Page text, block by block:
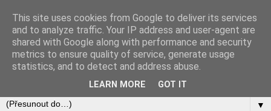
▼
This site uses cookies from Google to deliver its services
and to analyze traffic. Your IP address and user-agent are
shared with Google along with performance and security
metrics to ensure quality of service, generate usage
statistics, and to detect and address abuse.
LEARN MORE GOT IT